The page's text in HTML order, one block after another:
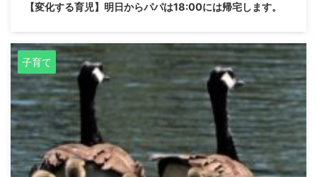
【変化する育児】明日からパパは18:00には帰宅します。
子育て